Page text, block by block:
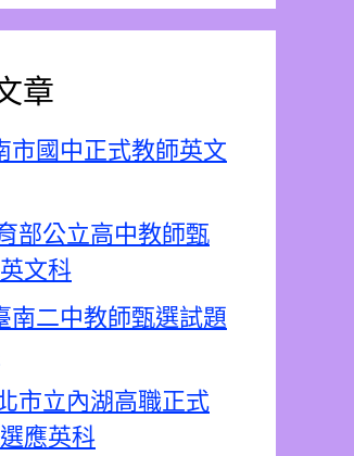
章
市國中正式教師英文
部公立高中教師甄
文科
南二中教師甄選試題
市立內湖高職正式
應英科